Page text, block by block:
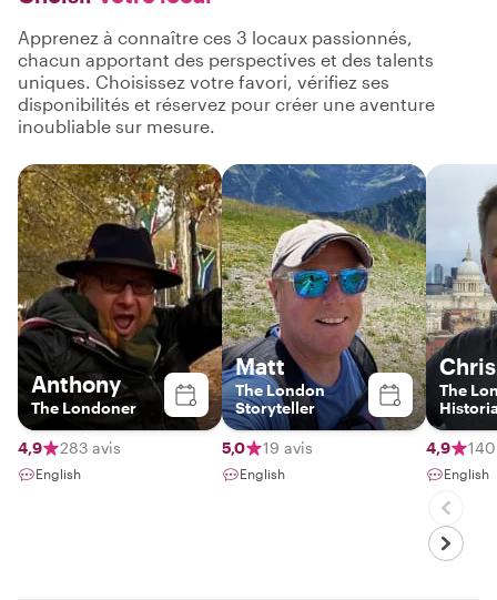
Apprenez à connaître ces 3 locaux passionnés,
chacun apportant des perspectives et des talents
uniques. Choisissez votre favori, vérifiez ses
disponibilités et réservez pour créer une aventure
inoubliable sur mesure.
Anthony
The Londoner
4,9 283 avis
English
Matt
The London
Storyteller
5,0 19 avis
English
Chris
The
4,9
English